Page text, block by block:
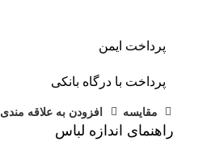
پرداخت ایمن
پرداخت با درگاه بانکی
مقايسه افزودن به علاقه مندی
راهنمای اندازه لباس